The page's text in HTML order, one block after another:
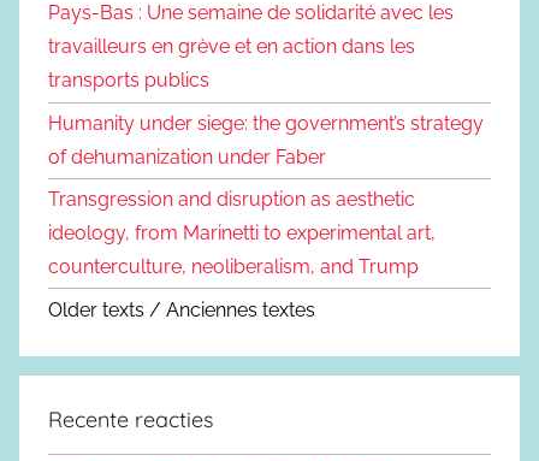
Pays-Bas : Une semaine de solidarité avec les
travailleurs en grève et en action dans les
transports publics
Humanity under siege: the government’s strategy
of dehumanization under Faber
Transgression and disruption as aesthetic
ideology, from Marinetti to experimental art,
counterculture, neoliberalism, and Trump
Older texts / Anciennes textes
Recente reacties